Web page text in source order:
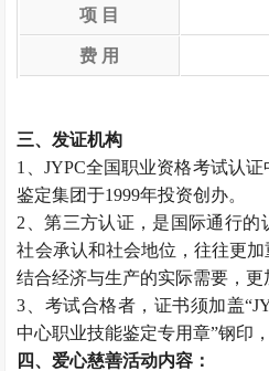
项 目
费 用
三、发证机构
1、JYPC全国职业资格考试认
鉴定集团于1999年投资创办。
2、第三方认证，是国际通行的
社会承认和社会地位，往往更
结合经济与生产的实际需要，更
3、考试合格者，证书须加盖
中心职业技能鉴定专用章”钢印
四、爱心慈善活动内容：